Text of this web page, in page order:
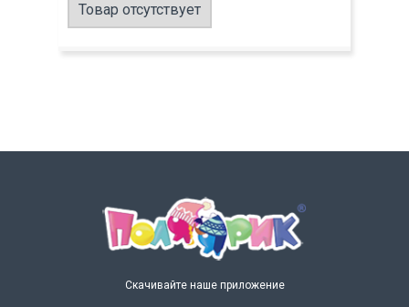
Товар отсутствует
Скачивайте наше приложение